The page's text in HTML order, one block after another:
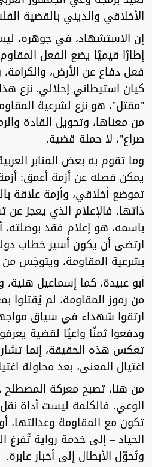
الأخلاقي والديني بالقضية
إن الاستشهاد، في جوهره،
إطارًا قيميًا يضع الفعل
فعل دفاع عن الأرض،
كيان استيطاني إحلالي. نزع
"مقتل"، هو نزع لشرعية
من معناها، وتحويل القادة
صراع"، لا حملة قضية.
وما تقوم به بعض المنابر
يمكن فصله عن أزمة أعمق:
تموضع أخلاقي، وأزمة علاقة
ذاتها. فالإعلام الذي يعجز
باسمه، هو إعلام فقد بوصلته،
ارتضى أن يكون أسير خطاب
بشرعية المقاومة، ويتوجّس من
أبو عبيدة، كما إسماعيل
من رموز المقاومة، لم يُقتلوا
ارتقوا شهداء في سياق
ودفعوا ثمنًا واعيًا لقضية
تعكس هذه الحقيقة، إنما
اغتيال المعنى، بعد محاولة
من هنا، تصبح معركة المصطلح
الوعي. فالكلمة ليست أداة
تكون مع المقاومة وعدالتها،
الحياد – إلى خدمة رواية
وتُحوّل الأبطال إلى أخبار عابرة.